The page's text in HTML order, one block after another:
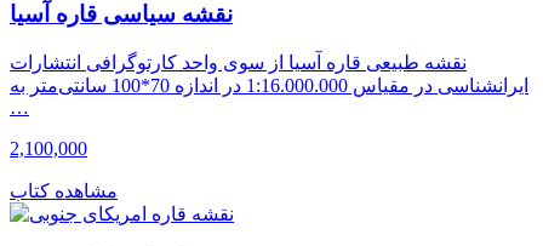
نقشه سیاسی قاره آسیا
نقشه طبیعی قاره آسیا از سوی واحد کارتوگرافی انتشارات
ایرانشناسی در مقیاس 1:16.000.000 در اندازه 70*100 سانتی‌متر به
…
2,100,000
مشاهده کتاب